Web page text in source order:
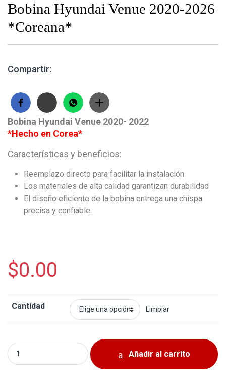
Bobina Hyundai Venue 2020-2026
*Coreana*
Compartir:
Bobina Hyundai Venue 2020- 2022
*Hecho en Corea*
Características y beneficios:
Reemplazo directo para facilitar la instalación
Los materiales de alta calidad garantizan durabilidad
El diseño eficiente de la bobina entrega una chispa
precisa y confiable.
$0.00
Cantidad Limpiar
Bobina Hyundai Venue 2020-2026 *Coreana* quantity
Añadir al carrito